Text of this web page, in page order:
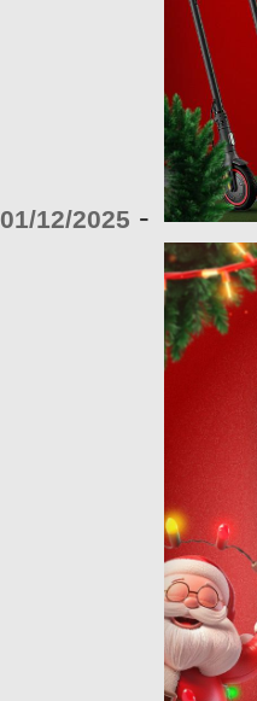
01/12/2025 -